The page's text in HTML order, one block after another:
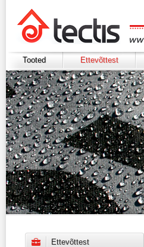
Tooted Ettevõttest
Ettevõttest